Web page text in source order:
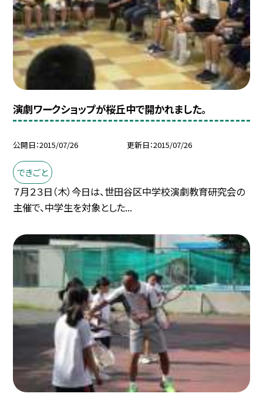
演劇ワークショップが桜丘中で開かれました。
公開日 2015/07/26 更新日 2015/07/26
できごと
７月２３日（木）今日は、世田谷区中学校演劇教育研究会の
主催で、中学生を対象とした...